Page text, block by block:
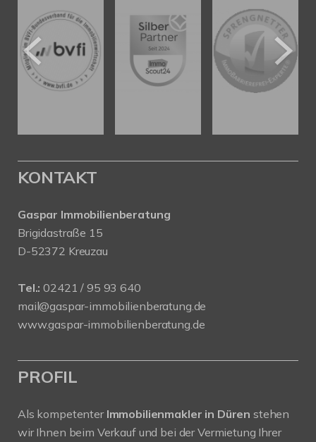
KONTAKT
Gaspar Immobilienberatung
Brigidastraße 15
D-52372 Kreuzau
Tel.: 02421 / 95 93 640
mail@gaspar-immobilienberatung.de
www.gaspar-immobilienberatung.de
PROFIL
Als kompetenter Immobilienmakler in Düren stehen
wir Ihnen beim Verkauf und bei der Vermietung Ihrer